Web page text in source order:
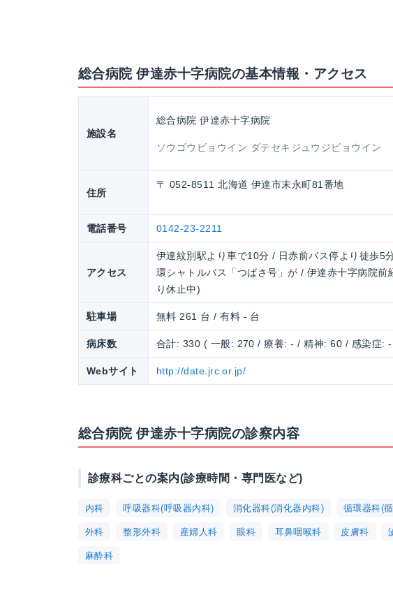
総合病院 伊達赤十字病院の基本情報・アクセス
施設名
総合病院 伊達赤十字病院
ソウゴウビョウイン ダテセキジュウジビョウイン
住所
〒 052-8511 北海道 伊達市末永町81番地
電話番号 0142-23-2211
アクセス
伊達紋別駅より車で10分 / 日赤前バス停より徒歩
環シャトルバス「つばさ号」が / 伊達赤十字病院
り休止中)
駐車場 無料 261 台 / 有料 - 台
病床数 合計: 330 ( 一般: 270 / 療養: - / 精神: 60 / 感染症:
Webサイト http://date.jrc.or.jp/
総合病院 伊達赤十字病院の診察内容
診療科ごとの案内(診療時間・専門医など)
内科 呼吸器科(呼吸器内科) 消化器科(消化器内科) 循環器科(
外科 整形外科 産婦人科 眼科 耳鼻咽喉科 皮膚科
麻酔科